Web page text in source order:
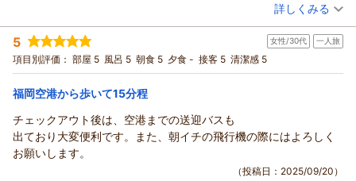
またお迎えできる日を心よりお待ちしております。
（返信日：2026/03/13）
嬉しく拝見しました。ゆっくりとお休みいただけたご様子が伝
わり、スタッフ一同励みになります。
これからも快適で安心してお過ごしいただける環境づくりに努
めてまいります。
投稿者： さかたさん(男性/30代)
宿泊プラン： 【福岡空港ご利用の方限定】 素泊りプラン
ダブル
食事なし
宿泊価格帯： 9,001～10,000円(大人一人あたり/税込)
ご宿泊いただき、そして嬉しいご感想をお寄せくださり誠にあ
りがとうございます。
お部屋の清潔さや無料コーヒーを快適にご利用いただけたとの
詳しくみる
5 女性/30代 一人旅
項目別評価： 部屋 5 風呂 5 朝食 5 夕食 - 接客 5 清潔感 5
福岡空港から歩いて15分程
チェックアウト後は、空港までの送迎バスも
出ており大変便利です。また、朝イチの飛行機の際にはよろしく
お願いします。
（投稿日：2025/09/20）